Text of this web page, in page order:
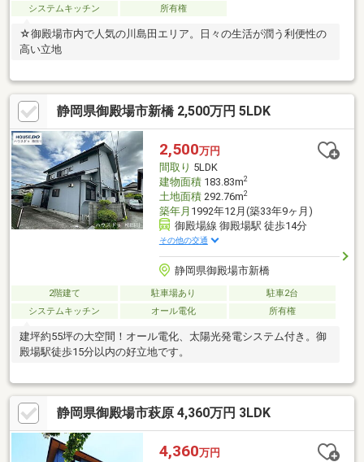
システムキッチン 所有権
☆御殿場市内で人気の川島田エリア。日々の生活が潤う利便性の
高い立地
静岡県御殿場市新橋 2,500万円 5LDK
2,500万円
間取り 5LDK
建物面積183.83m2
土地面積292.76m2
築年月 1992年12月(築33年9ヶ月)
御殿場線 御殿場駅 徒歩14分
その他の交通
静岡県御殿場市新橋
2階建て 駐車場あり
駐車2台
システムキッチン
オール電化 所有権
建坪約55坪の大空間！オール電化、太陽光発電システム付き。御
殿場駅徒歩15分以内の好立地です。
静岡県御殿場市萩原 4,360万円 3LDK
4,360万円